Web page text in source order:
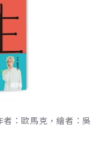
者：歐馬克，繪者：吳